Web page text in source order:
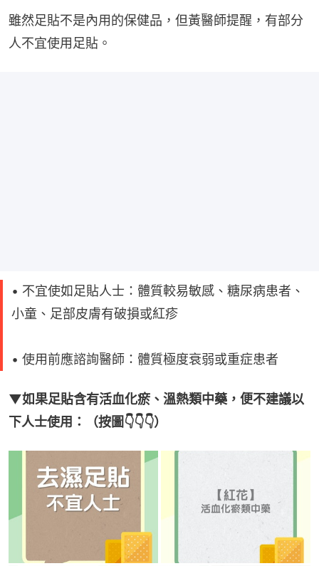
雖然足貼不是內用的保健品，但黃醫師提醒，有部分
人不宜使用足貼。
• 不宜使如足貼人士：體質較易敏感、糖尿病患者、
小童、足部皮膚有破損或紅疹
• 使用前應諮詢醫師：體質極度衰弱或重症患者
▼如果足貼含有活血化瘀、溫熱類中藥，便不建議以
下人士使用：（按圖👇👇👇）